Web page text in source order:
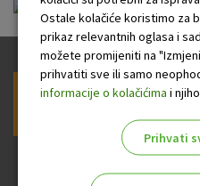
O nama OTP Dnevno
Prijava na newsletter OTP
Ostale kolačiće koristimo za
prikaz relevantnih oglasa i
možete promijeniti na
prihvatiti sve ili samo
informacije o kolačićima i
Prihvati